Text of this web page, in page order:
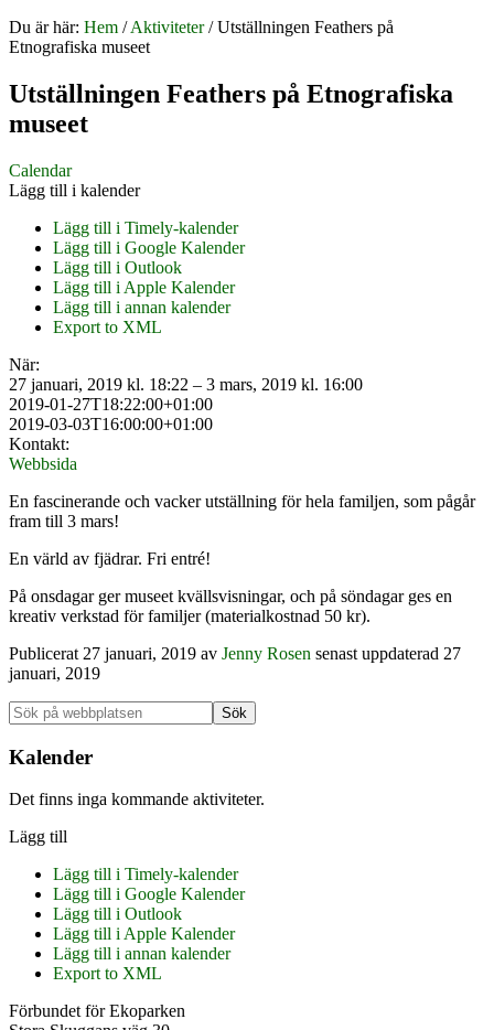
Du är här: Hem / Aktiviteter /Utställningen Feathers på
Etnografiska museet
Utställningen Feathers på Etnografiska
museet
Calendar
Lägg till i kalender
Lägg till i Timely-kalender
Lägg till i Google Kalender
Lägg till i Outlook
Lägg till i Apple Kalender
Lägg till i annan kalender
Export to XML
När:
27 januari, 2019 kl. 18:22 – 3 mars, 2019 kl. 16:00
2019-01-27T18:22:00+01:00
2019-03-03T16:00:00+01:00
Kontakt:
Webbsida
En fascinerande och vacker utställning för hela familjen, som pågår
fram till 3 mars!
En värld av fjädrar. Fri entré!
På onsdagar ger museet kvällsvisningar, och på söndagar ges en
kreativ verkstad för familjer (materialkostnad 50 kr).
Publicerat 27 januari, 2019 av Jenny Rosen senast uppdaterad 27
januari, 2019
Primärt
sidofält
Sök
på
webbplatsen
Kalender
Det finns inga kommande aktiviteter.
Lägg till
Lägg till i Timely-kalender
Lägg till i Google Kalender
Lägg till i Outlook
Lägg till i Apple Kalender
Lägg till i annan kalender
Export to XML
Footer
Förbundet för Ekoparken